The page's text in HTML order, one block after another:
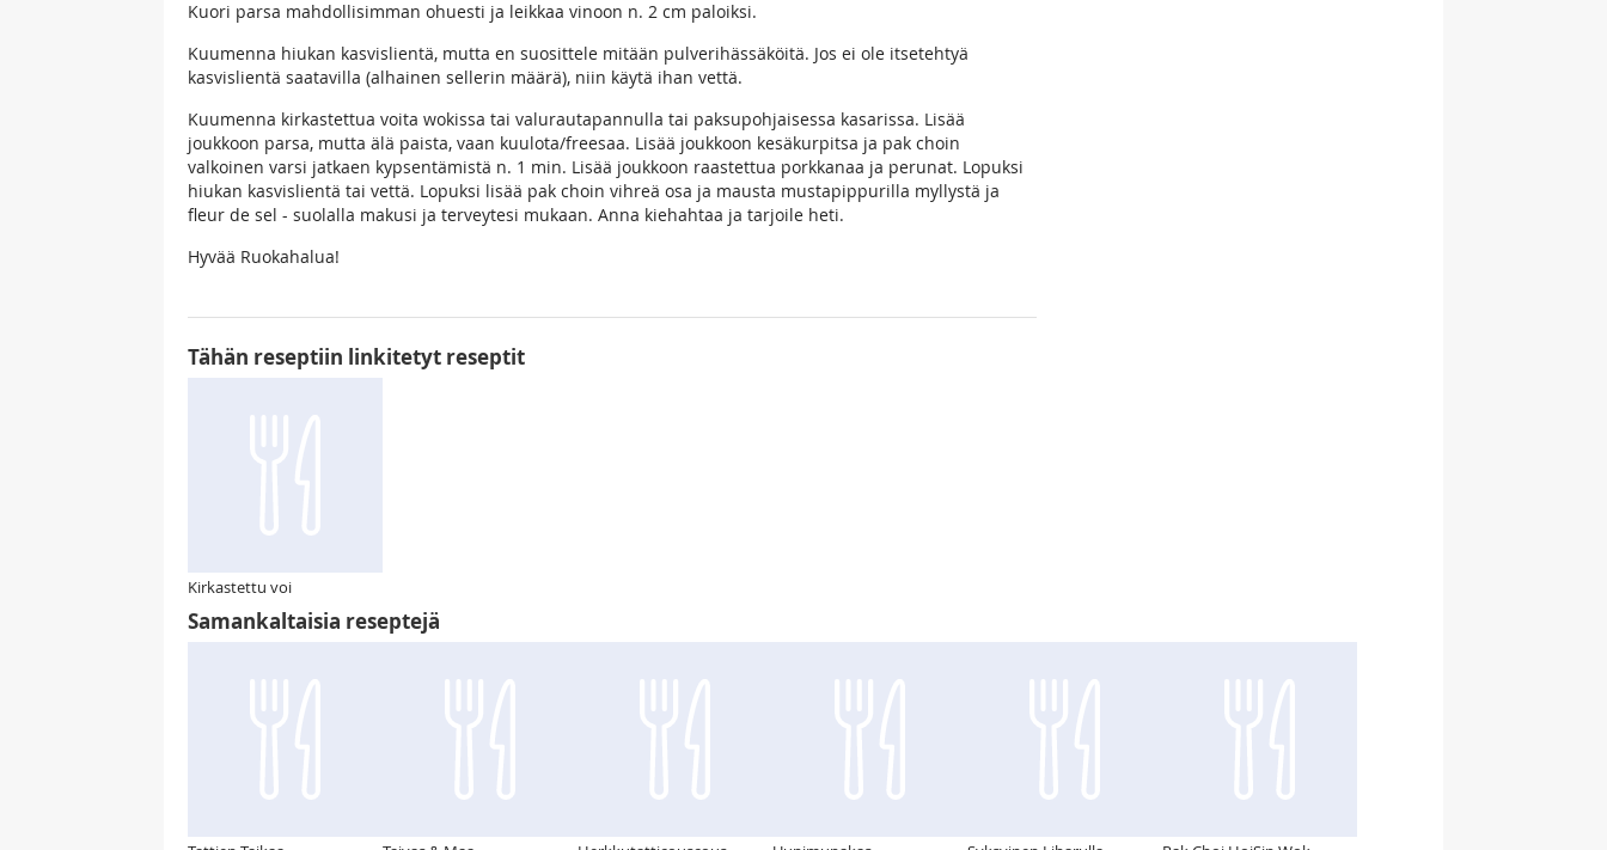
Kuori parsa mahdollisimman ohuesti ja leikkaa vinoon n. 2 cm paloiksi.
Kuumenna hiukan kasvislientä, mutta en suosittele mitään pulverihässäköitä. Jos ei ole itsetehtyä
kasvislientä saatavilla (alhainen sellerin määrä), niin käytä ihan vettä.
Kuumenna kirkastettua voita wokissa tai valurautapannulla tai paksupohjaisessa kasarissa. Lisää
joukkoon parsa, mutta älä paista, vaan kuulota/freesaa. Lisää joukkoon kesäkurpitsa ja pak choin
valkoinen varsi jatkaen kypsentämistä n. 1 min. Lisää joukkoon raastettua porkkanaa ja perunat. Lopuksi
hiukan kasvislientä tai vettä. Lopuksi lisää pak choin vihreä osa ja mausta mustapippurilla myllystä ja
fleur de sel - suolalla makusi ja terveytesi mukaan. Anna kiehahtaa ja tarjoile heti.
Hyvää Ruokahalua!
Tähän reseptiin linkitetyt reseptit
Kirkastettu voi
Samankaltaisia reseptejä